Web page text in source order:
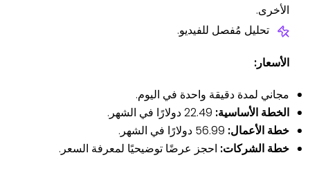
الأخرى.
تحليل مُفصل للفيديو.
الأسعار:
مجاني لمدة دقيقة واحدة في اليوم.
الخطة الأساسية: 22.49 دولارًا في الشهر.
خطة الأعمال:
خطة الشركات: احجز عرضًا توضيحيًا لمعرفة السعر.